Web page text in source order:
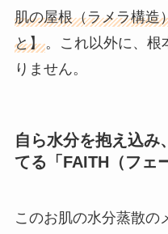
肌の屋根（ラメラ構造
と】。これ以外に、根
りません。
自ら水分を抱え込み
てる「FAITH（フェ
このお肌の水分蒸散の